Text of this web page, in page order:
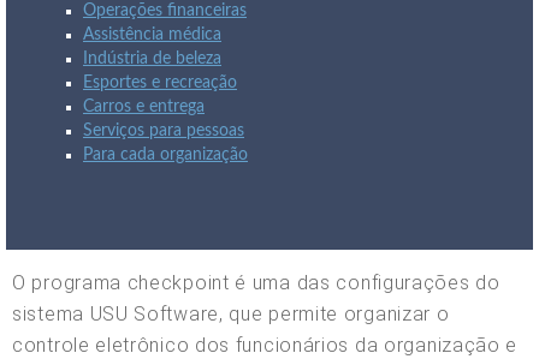
Operações financeiras
Assistência médica
Indústria de beleza
Esportes e recreação
Carros e entrega
Serviços para pessoas
Para cada organização
O programa checkpoint é uma das configurações do
sistema USU Software, que permite organizar o
controle eletrônico dos funcionários da organização e